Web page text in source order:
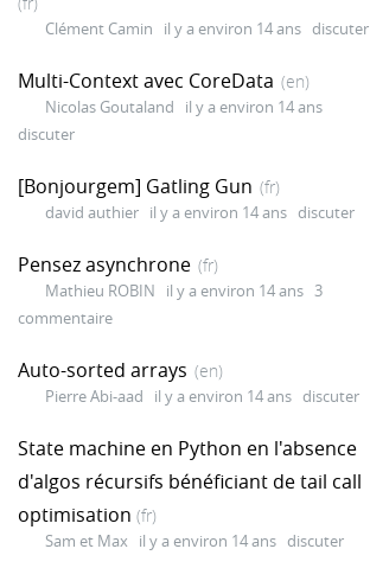
Clément Camin il y a environ 14 ans discuter
Multi-Context avec CoreData (en)
Nicolas Goutaland
il y a environ 14 ans
discuter
[Bonjourgem] Gatling Gun (fr)
david authier il y a environ 14 ans discuter
Pensez asynchrone (fr)
Mathieu ROBIN il y a environ 14 ans 3
commentaire
Auto-sorted arrays (en)
Pierre Abi-aad il y a environ 14 ans discuter
State machine en Python en l'absence
d'algos récursifs bénéficiant de tail call
optimisation (fr)
Sam et Max il y a environ 14 ans discuter